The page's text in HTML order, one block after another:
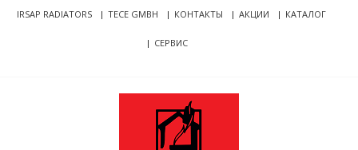
Skip
SkipIRSAP RADIATORS TECE GMBH КОНТАКТЫ АКЦИИ КАТАЛОГ
СЕРВИС